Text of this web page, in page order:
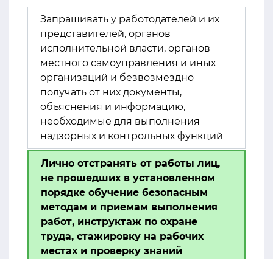
Запрашивать у работодателей и их
представителей, органов
исполнительной власти, органов
местного самоуправления и иных
организаций и безвозмездно
получать от них документы,
объяснения и информацию,
необходимые для выполнения
надзорных и контрольных функций
Лично отстранять от работы лиц,
не прошедших в установленном
порядке обучение безопасным
методам и приемам выполнения
работ, инструктаж по охране
труда, стажировку на рабочих
местах и проверку знаний